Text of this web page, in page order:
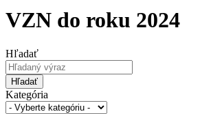
VZN do roku 2024
Hľadať
Hľadať
Kategória